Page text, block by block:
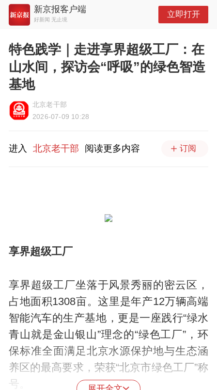
新京报客户端
好新闻 无止境
立即打开
特色践学｜走进享界超级工厂：在
山水间，探访会“呼吸”的绿色智造
基地
北京老干部
2026-07-09 10:28
进入 北京老干部 阅读更多内容 订阅
享界超级工厂
享界超级工厂坐落于风景秀丽的密云区，
占地面积1308亩。这里是年产12万辆高端
智能汽车的生产基地，更是一座践行“绿水
青山就是金山银山”理念的“绿色工厂”，环
保标准全面满足北京水源保护地与生态涵
养区的最高要求，荣获“北京市绿色工厂”称
号。